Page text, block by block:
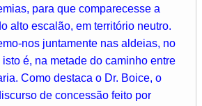
para que comparecesse a
alto escalão, em território neutro.
nos juntamente nas aldeias, no
isto é, na metade do caminho entre
Como destaca o Dr. Boice, o
de concessão feito por